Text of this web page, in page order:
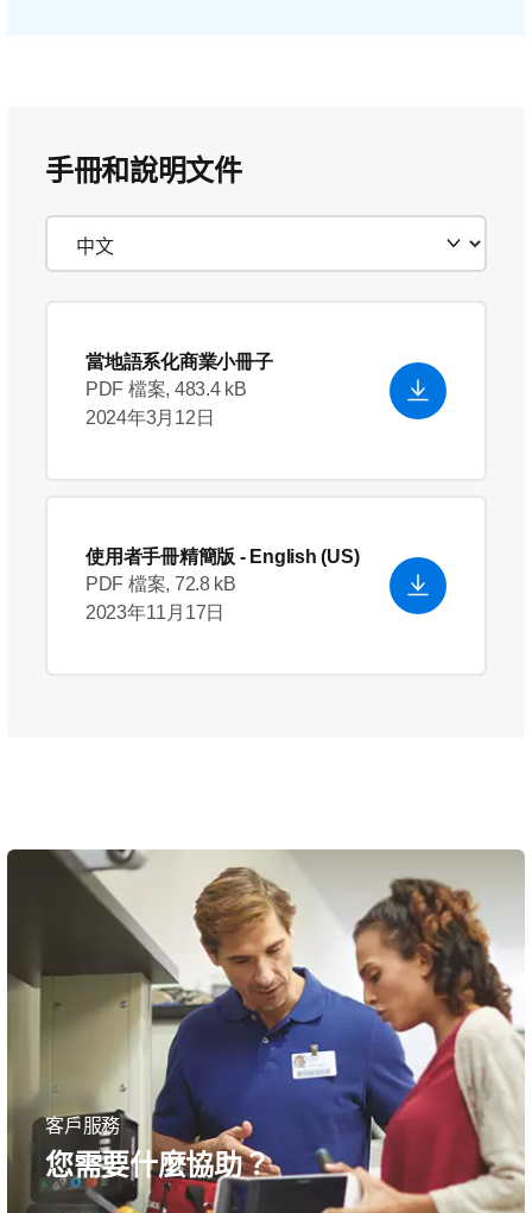
手冊和說明文件
當地語系化商業小冊子
PDF 檔案, 483.4 kB
2024年3月12日
使用者手冊精簡版 - English (US)
PDF 檔案, 72.8 kB
2023年11月17日
客戶服務
您需要什麼協助？